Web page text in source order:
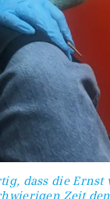
dass die Ernst